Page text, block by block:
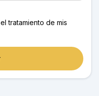
tratamiento de mis